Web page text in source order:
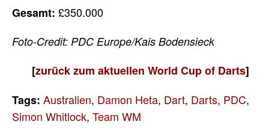
Gesamt: £350.000
Foto-Credit: PDC Europe/Kais Bodensieck
[zurück zum aktuellen World Cup of Darts]
Tags: Australien, Damon Heta, Dart, Darts, PDC,
Simon Whitlock, Team WM